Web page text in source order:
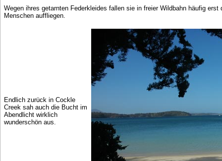
Wegen ihres getarnten Federkleides fallen sie in freier Wildbahn häufig
Menschen auffliegen.
Endlich zurück in Cockle
Creek sah auch die Bucht im
Abendlicht wirklich
wunderschön aus.